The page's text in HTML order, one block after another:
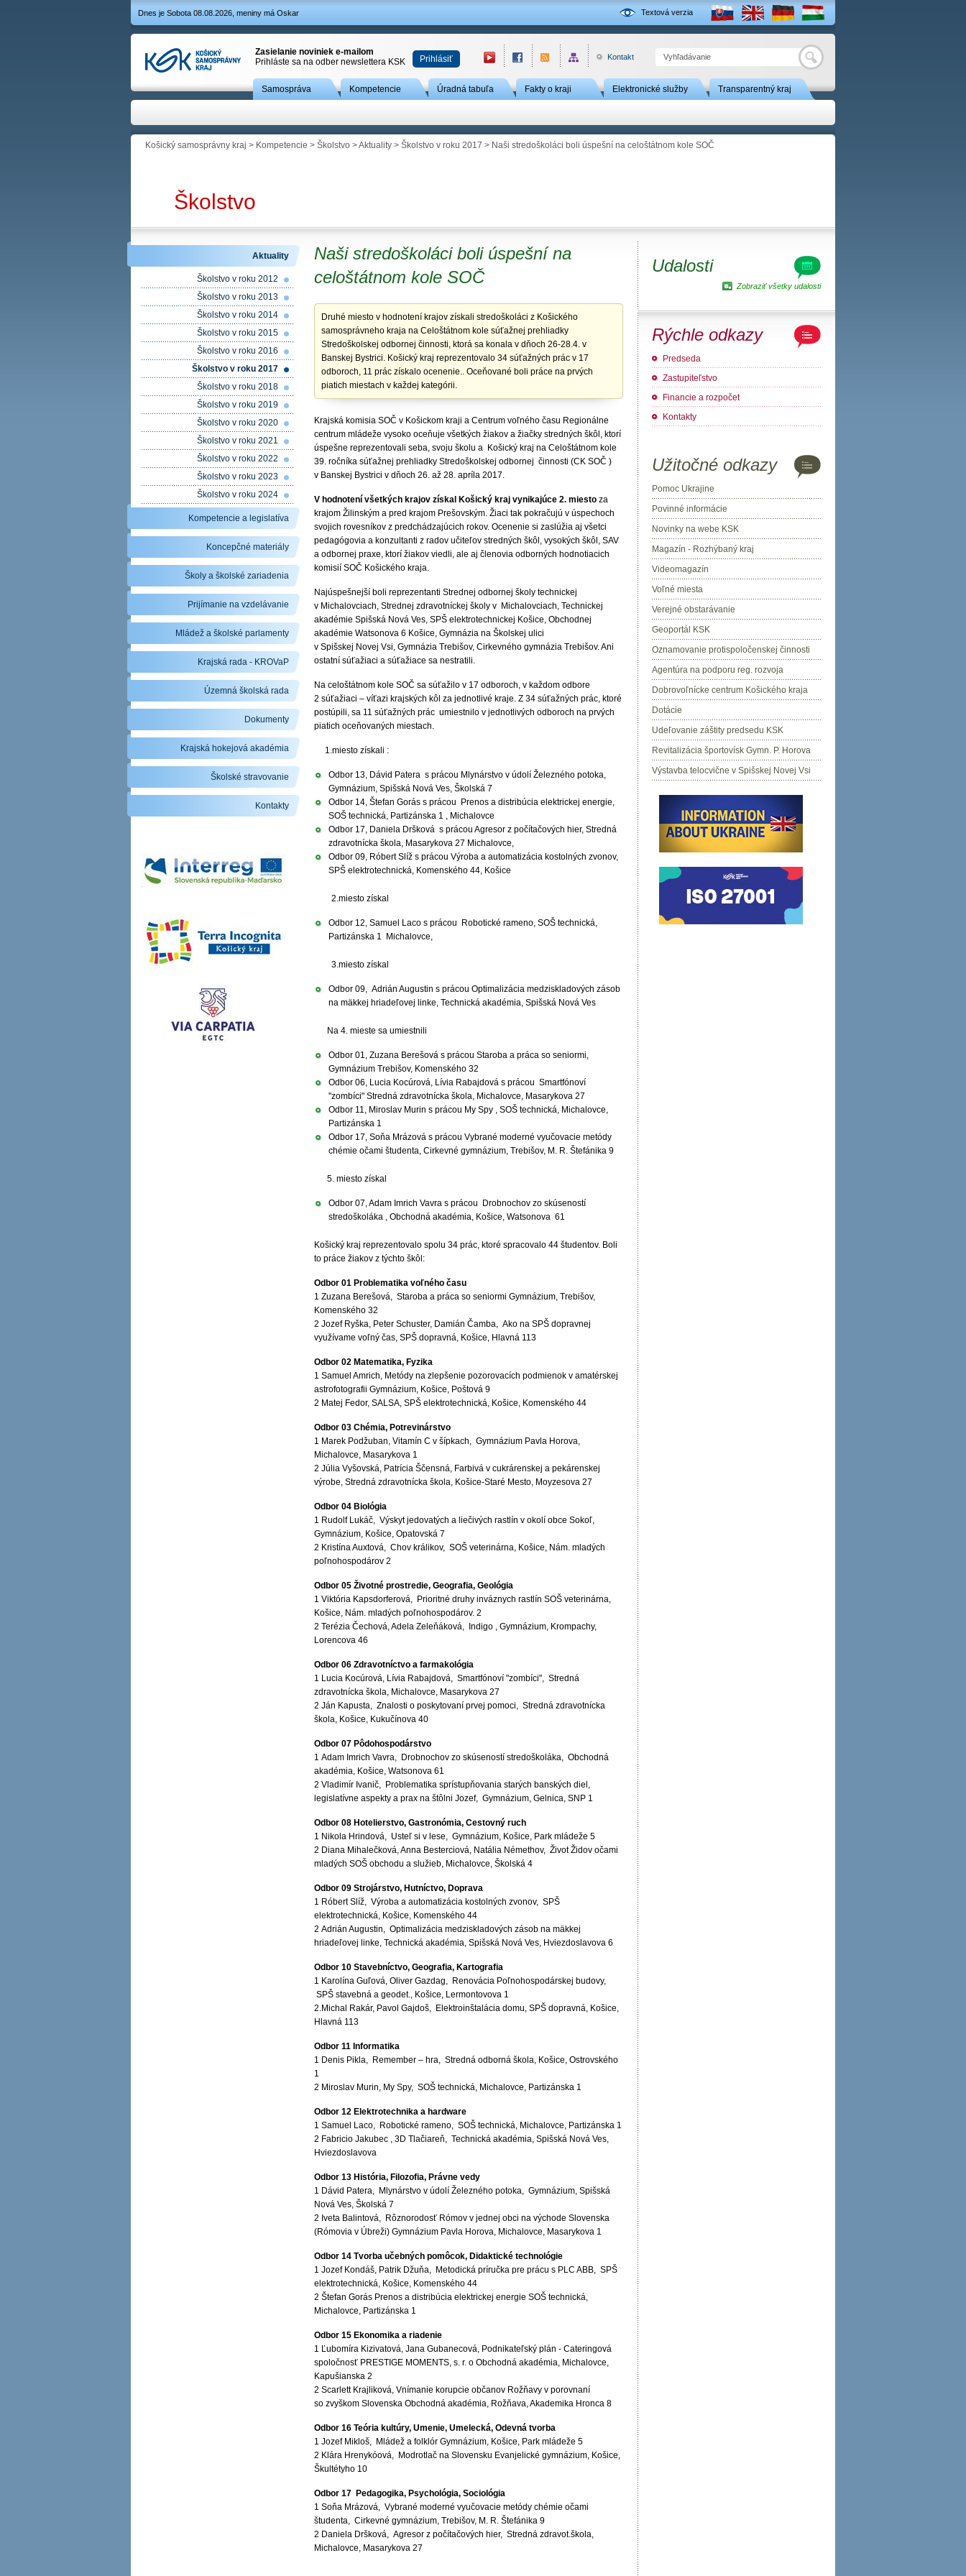
Textová verzia
Dnes je Sobota 08.08.2026, meniny má Oskar
Hľadať
Zasielanie noviniek e-mailom
Prihláste sa na odber newslettera KSK
Prihlásiť Kontakt
Samospráva Kompetencie Úradná tabuľa Fakty o kraji Elektronické služby Transparentný kraj
Košický samosprávny kraj > Kompetencie > Školstvo >Aktuality > Školstvo v roku 2017 > Naši stredoškoláci boli úspešní na celoštátnom kole SOČ
Školstvo
Naši stredoškoláci boli úspešní na
celoštátnom kole SOČ
Druhé miesto v hodnotení krajov získali stredoškoláci z Košického
samosprávneho kraja na Celoštátnom kole súťažnej prehliadky
Stredoškolskej odbornej činnosti, ktorá sa konala v dňoch 26-28.4. v
Banskej Bystrici. Košický kraj reprezentovalo 34 súťažných prác v 17
odboroch, 11 prác získalo ocenenie.. Oceňované boli práce na prvých
piatich miestach v každej kategórii.
Krajská komisia SOČ v Košickom kraji a Centrum voľného času Regionálne
centrum mládeže vysoko oceňuje všetkých žiakov a žiačky stredných škôl, ktorí
úspešne reprezentovali seba, svoju školu a Košický kraj na Celoštátnom kole
39. ročníka súťažnej prehliadky Stredoškolskej odbornej činnosti (CK SOČ )
v Banskej Bystrici v dňoch 26. až 28. apríla 2017.
V hodnotení všetkých krajov získal Košický kraj vynikajúce 2. miesto za
krajom Žilinským a pred krajom Prešovským. Žiaci tak pokračujú v úspechoch
svojich rovesníkov z predchádzajúcich rokov. Ocenenie si zaslúžia aj všetci
pedagógovia a konzultanti z radov učiteľov stredných škôl, vysokých škôl, SAV
a odbornej praxe, ktorí žiakov viedli, ale aj členovia odborných hodnotiacich
komisií SOČ Košického kraja.
Najúspešnejší boli reprezentanti Strednej odbornej školy technickej
v Michalovciach, Strednej zdravotníckej školy v Michalovciach, Technickej
akadémie Spišská Nová Ves, SPŠ elektrotechnickej Košice, Obchodnej
akadémie Watsonova 6 Košice, Gymnázia na Školskej ulici
v Spišskej Novej Vsi, Gymnázia Trebišov, Cirkevného gymnázia Trebišov. Ani
ostatní súťažiaci a súťažiace sa nestratili.
Na celoštátnom kole SOČ sa súťažilo v 17 odboroch, v každom odbore
2 súťažiaci – víťazi krajských kôl za jednotlivé kraje. Z 34 súťažných prác, ktoré
postúpili, sa 11 súťažných prác umiestnilo v jednotlivých odboroch na prvých
piatich oceňovaných miestach.
1.miesto získali :
Odbor 13, Dávid Patera s prácou Mlynárstvo v údolí Železného potoka,
Gymnázium, Spišská Nová Ves, Školská 7
Odbor 14, Štefan Gorás s prácou Prenos a distribúcia elektrickej energie,
SOŠ technická, Partizánska 1 , Michalovce
Odbor 17, Daniela Dršková s prácou Agresor z počítačových hier, Stredná
zdravotnícka škola, Masarykova 27 Michalovce,
Odbor 09, Róbert Slíž s prácou Výroba a automatizácia kostolných zvonov,
SPŠ elektrotechnická, Komenského 44, Košice
2.miesto získal
Odbor 12, Samuel Laco s prácou Robotické rameno, SOŠ technická,
Partizánska 1 Michalovce,
3.miesto získal
Odbor 09, Adrián Augustin s prácou Optimalizácia medziskladových zásob
na mäkkej hriadeľovej linke, Technická akadémia, Spišská Nová Ves
Na 4. mieste sa umiestnili
Odbor 01, Zuzana Berešová s prácou Staroba a práca so seniormi,
Gymnázium Trebišov, Komenského 32
Odbor 06, Lucia Kocúrová, Lívia Rabajdová s prácou Smartfónoví
"zombíci" Stredná zdravotnícka škola, Michalovce, Masarykova 27
Odbor 11, Miroslav Murin s prácou My Spy , SOŠ technická, Michalovce,
Partizánska 1
Odbor 17, Soňa Mrázová s prácou Vybrané moderné vyučovacie metódy
chémie očami študenta, Cirkevné gymnázium, Trebišov, M. R. Štefánika 9
5. miesto získal
Odbor 07, Adam Imrich Vavra s prácou Drobnochov zo skúseností
stredoškoláka , Obchodná akadémia, Košice, Watsonova 61
Košický kraj reprezentovalo spolu 34 prác, ktoré spracovalo 44 študentov. Boli
to práce žiakov z týchto škôl:
Odbor 01 Problematika voľného času
1 Zuzana Berešová, Staroba a práca so seniormi Gymnázium, Trebišov,
Komenského 32
2 Jozef Ryška, Peter Schuster, Damián Čamba, Ako na SPŠ dopravnej
využívame voľný čas, SPŠ dopravná, Košice, Hlavná 113
Odbor 02 Matematika, Fyzika
1 Samuel Amrich, Metódy na zlepšenie pozorovacích podmienok v amatérskej
astrofotografii Gymnázium, Košice, Poštová 9
2 Matej Fedor, SALSA, SPŠ elektrotechnická, Košice, Komenského 44
Odbor 03 Chémia, Potrevinárstvo
1 Marek Podžuban, Vitamín C v šípkach, Gymnázium Pavla Horova,
Michalovce, Masarykova 1
2 Júlia Vyšovská, Patrícia Ščensná, Farbivá v cukrárenskej a pekárenskej
výrobe, Stredná zdravotnícka škola, Košice-Staré Mesto, Moyzesova 27
Odbor 04 Biológia
1 Rudolf Lukáč, Výskyt jedovatých a liečivých rastlín v okolí obce Sokoľ,
Gymnázium, Košice, Opatovská 7
2 Kristína Auxtová, Chov králikov, SOŠ veterinárna, Košice, Nám. mladých
poľnohospodárov 2
Odbor 05 Životné prostredie, Geografia, Geológia
1 Viktória Kapsdorferová, Prioritné druhy inváznych rastlín SOŠ veterinárna,
Košice, Nám. mladých poľnohospodárov. 2
2 Terézia Čechová, Adela Zeleňáková, Indigo , Gymnázium, Krompachy,
Lorencova 46
Odbor 06 Zdravotníctvo a farmakológia
1 Lucia Kocúrová, Lívia Rabajdová, Smartfónoví "zombíci", Stredná
zdravotnícka škola, Michalovce, Masarykova 27
2 Ján Kapusta, Znalosti o poskytovaní prvej pomoci, Stredná zdravotnícka
škola, Košice, Kukučínova 40
Odbor 07 Pôdohospodárstvo
1 Adam Imrich Vavra, Drobnochov zo skúseností stredoškoláka, Obchodná
akadémia, Košice, Watsonova 61
2 Vladimír Ivanič, Problematika sprístupňovania starých banských diel,
legislatívne aspekty a prax na štôlni Jozef, Gymnázium, Gelnica, SNP 1
Odbor 08 Hotelierstvo, Gastronómia, Cestovný ruch
1 Nikola Hrindová, Usteľ si v lese, Gymnázium, Košice, Park mládeže 5
2 Diana Mihalečková, Anna Besterciová, Natália Némethov, Život Židov očami
mladých SOŠ obchodu a služieb, Michalovce, Školská 4
Odbor 09 Strojárstvo, Hutníctvo, Doprava
1 Róbert Slíž, Výroba a automatizácia kostolných zvonov, SPŠ
elektrotechnická, Košice, Komenského 44
2 Adrián Augustin, Optimalizácia medziskladových zásob na mäkkej
hriadeľovej linke, Technická akadémia, Spišská Nová Ves, Hviezdoslavova 6
Odbor 10 Stavebníctvo, Geografia, Kartografia
1 Karolína Guľová, Oliver Gazdag, Renovácia Poľnohospodárskej budovy,
SPŠ stavebná a geodet., Košice, Lermontovova 1
2.Michal Rakár, Pavol Gajdoš, Elektroinštalácia domu, SPŠ dopravná, Košice,
Hlavná 113
Odbor 11 Informatika
1 Denis Pikla, Remember – hra, Stredná odborná škola, Košice, Ostrovského
1
2 Miroslav Murin, My Spy, SOŠ technická, Michalovce, Partizánska 1
Odbor 12 Elektrotechnika a hardware
1 Samuel Laco, Robotické rameno, SOŠ technická, Michalovce, Partizánska 1
2 Fabricio Jakubec , 3D Tlačiareň, Technická akadémia, Spišská Nová Ves,
Hviezdoslavova
Odbor 13 História, Filozofia, Právne vedy
1 Dávid Patera, Mlynárstvo v údolí Železného potoka, Gymnázium, Spišská
Nová Ves, Školská 7
2 Iveta Balintová, Rôznorodosť Rómov v jednej obci na východe Slovenska
(Rómovia v Úbreži) Gymnázium Pavla Horova, Michalovce, Masarykova 1
Odbor 14 Tvorba učebných pomôcok, Didaktické technológie
1 Jozef Kondáš, Patrik Džuňa, Metodická príručka pre prácu s PLC ABB, SPŠ
elektrotechnická, Košice, Komenského 44
2 Štefan Gorás Prenos a distribúcia elektrickej energie SOŠ technická,
Michalovce, Partizánska 1
Odbor 15 Ekonomika a riadenie
1 Ľubomíra Kizivatová, Jana Gubanecová, Podnikateľský plán - Cateringová
spoločnosť PRESTIGE MOMENTS, s. r. o Obchodná akadémia, Michalovce,
Kapušianska 2
2 Scarlett Krajliková, Vnímanie korupcie občanov Rožňavy v porovnaní
so zvyškom Slovenska Obchodná akadémia, Rožňava, Akademika Hronca 8
Odbor 16 Teória kultúry, Umenie, Umelecká, Odevná tvorba
1 Jozef Mikloš, Mládež a folklór Gymnázium, Košice, Park mládeže 5
2 Klára Hrenykóová, Modrotlač na Slovensku Evanjelické gymnázium, Košice,
Škultétyho 10
Odbor 17 Pedagogika, Psychológia, Sociológia
1 Soňa Mrázová, Vybrané moderné vyučovacie metódy chémie očami
študenta, Cirkevné gymnázium, Trebišov, M. R. Štefánika 9
2 Daniela Dršková, Agresor z počítačových hier, Stredná zdravot.škola,
Michalovce, Masarykova 27
Aktuality
Školstvo v roku 2012
Školstvo v roku 2013
Školstvo v roku 2014
Školstvo v roku 2015
Školstvo v roku 2016
Školstvo v roku 2017
Školstvo v roku 2018
Školstvo v roku 2019
Školstvo v roku 2020
Školstvo v roku 2021
Školstvo v roku 2022
Školstvo v roku 2023
Školstvo v roku 2024
Kompetencie a legislatíva
Koncepčné materiály
Školy a školské zariadenia
Prijímanie na vzdelávanie
Mládež a školské parlamenty
Krajská rada - KROVaP
Územná školská rada
Dokumenty
Krajská hokejová akadémia
Školské stravovanie
Kontakty
Udalosti
Zobraziť všetky udalosti
Rýchle odkazy
Predseda
Zastupiteľstvo
Financie a rozpočet
Kontakty
Užitočné odkazy
Pomoc Ukrajine
Povinné informácie
Novinky na webe KSK
Magazín - Rozhýbaný kraj
Videomagazín
Voľné miesta
Verejné obstarávanie
Geoportál KSK
Oznamovanie protispoločenskej činnosti
Agentúra na podporu reg. rozvoja
Dobrovoľnícke centrum Košického kraja
Dotácie
Udeľovanie záštity predsedu KSK
Revitalizácia športovísk Gymn. P. Horova
Výstavba telocvične v Spišskej Novej Vsi